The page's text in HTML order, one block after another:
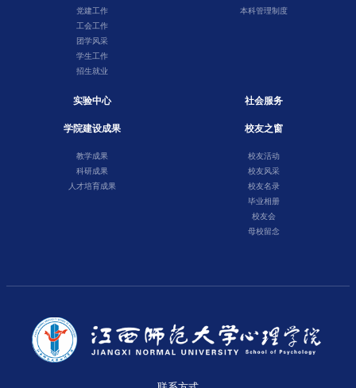
党建工作
工会工作
团学风采
学生工作
招生就业
本科管理制度
实验中心 社会服务
学院建设成果
教学成果
科研成果
人才培育成果
校友之窗
校友活动
校友风采
校友名录
毕业相册
校友会
母校留念